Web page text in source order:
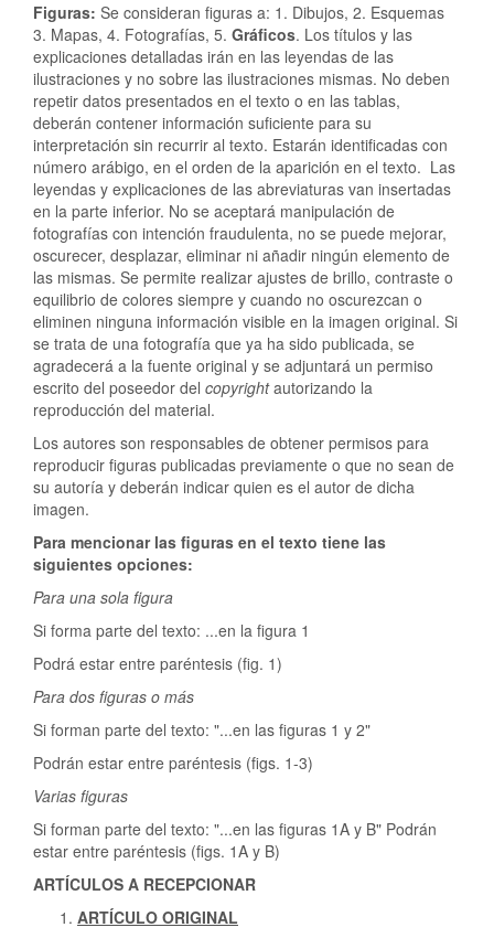
Figuras: Se consideran figuras a: 1. Dibujos, 2. Esquemas
3. Mapas, 4. Fotografías, 5. Gráficos. Los títulos y las
explicaciones detalladas irán en las leyendas de las
ilustraciones y no sobre las ilustraciones mismas. No deben
repetir datos presentados en el texto o en las tablas,
deberán contener información suficiente para su
interpretación sin recurrir al texto. Estarán identificadas con
número arábigo, en el orden de la aparición en el texto. Las
leyendas y explicaciones de las abreviaturas van insertadas
en la parte inferior. No se aceptará manipulación de
fotografías con intención fraudulenta, no se puede mejorar,
oscurecer, desplazar, eliminar ni añadir ningún elemento de
las mismas. Se permite realizar ajustes de brillo, contraste o
equilibrio de colores siempre y cuando no oscurezcan o
eliminen ninguna información visible en la imagen original. Si
se trata de una fotografía que ya ha sido publicada, se
agradecerá a la fuente original y se adjuntará un permiso
escrito del poseedor del copyrightautorizando la
reproducción del material.
Los autores son responsables de obtener permisos para
reproducir figuras publicadas previamente o que no sean de
su autoría y deberán indicar quien es el autor de dicha
imagen.
Para mencionar las figuras en el texto tiene las
siguientes opciones:
Para una sola figura
Si forma parte del texto: ...en la figura 1
Podrá estar entre paréntesis (fig. 1)
Para dos figuras o más
Si forman parte del texto: "...en las figuras 1 y 2"
Podrán estar entre paréntesis (figs. 1-3)
Varias figuras
Si forman parte del texto: "...en las figuras 1A y B" Podrán
estar entre paréntesis (figs. 1A y B)
ARTÍCULOS A RECEPCIONAR
ARTÍCULO ORIGINAL